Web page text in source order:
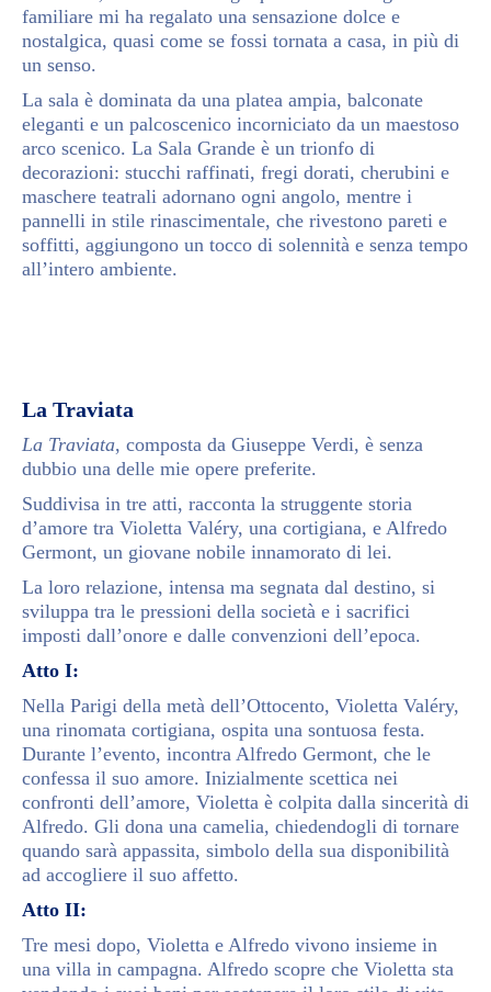
familiare mi ha regalato una sensazione dolce e
nostalgica, quasi come se fossi tornata a casa, in più di
un senso.
La sala è dominata da una platea ampia, balconate
eleganti e un palcoscenico incorniciato da un maestoso
arco scenico. La Sala Grande è un trionfo di
decorazioni: stucchi raffinati, fregi dorati, cherubini e
maschere teatrali adornano ogni angolo, mentre i
pannelli in stile rinascimentale, che rivestono pareti e
soffitti, aggiungono un tocco di solennità e senza tempo
all’intero ambiente.
La Traviata
La Traviata, composta da Giuseppe Verdi, è senza
dubbio una delle mie opere preferite.
Suddivisa in tre atti, racconta la struggente storia
d’amore tra Violetta Valéry, una cortigiana, e Alfredo
Germont, un giovane nobile innamorato di lei.
La loro relazione, intensa ma segnata dal destino, si
sviluppa tra le pressioni della società e i sacrifici
imposti dall’onore e dalle convenzioni dell’epoca.
Atto I:
Nella Parigi della metà dell’Ottocento, Violetta Valéry,
una rinomata cortigiana, ospita una sontuosa festa.
Durante l’evento, incontra Alfredo Germont, che le
confessa il suo amore. Inizialmente scettica nei
confronti dell’amore, Violetta è colpita dalla sincerità di
Alfredo. Gli dona una camelia, chiedendogli di tornare
quando sarà appassita, simbolo della sua disponibilità
ad accogliere il suo affetto.
Atto II:
Tre mesi dopo, Violetta e Alfredo vivono insieme in
una villa in campagna. Alfredo scopre che Violetta sta